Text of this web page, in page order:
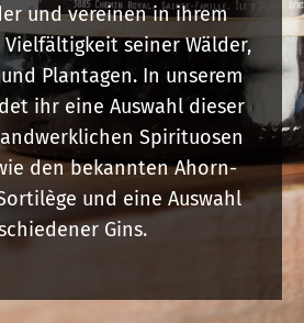
und vereinen in ihrem
Vielfältigkeit seiner Wälder,
Plantagen. In unserem
ihr eine Auswahl dieser
Spirituosen
den bekannten Ahorn-
und eine Auswahl
Gins.